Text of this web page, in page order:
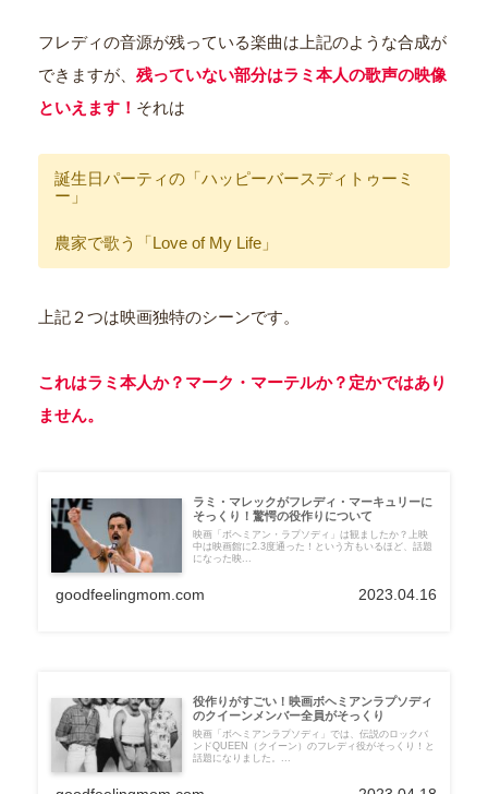
フレディの音源が残っている楽曲は上記のような合成が
できますが、 残っていない部分はラミ本人の歌声の映像
といえます！ それは
誕生日パーティの「ハッピーバースディトゥーミ
ー」
農家で歌う「Love of My Life」
上記２つは映画独特のシーンです。
これはラミ本人か？マーク・マーテルか？定かではあり
ません。
ラミ・マレックがフレディ・マーキュリーに
そっくり！驚愕の役作りについて
映画「ボヘミアン・ラプソディ」は観ましたか？上映
中は映画館に2.3度通った！という方もいるほど、話題
になった映...
goodfeelingmom.com 2023.04.16
役作りがすごい！映画ボヘミアンラプソディ
のクイーンメンバー全員がそっくり
映画「ボヘミアンラプソディ」では、伝説のロックバ
ンドQUEEN（クイーン）のフレディ役がそっくり！と
話題になりました。...